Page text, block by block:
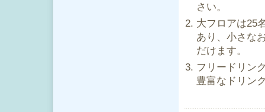
さい。
大フロアは25
あり、小さな
だけます。
フリードリン
豊富なドリン